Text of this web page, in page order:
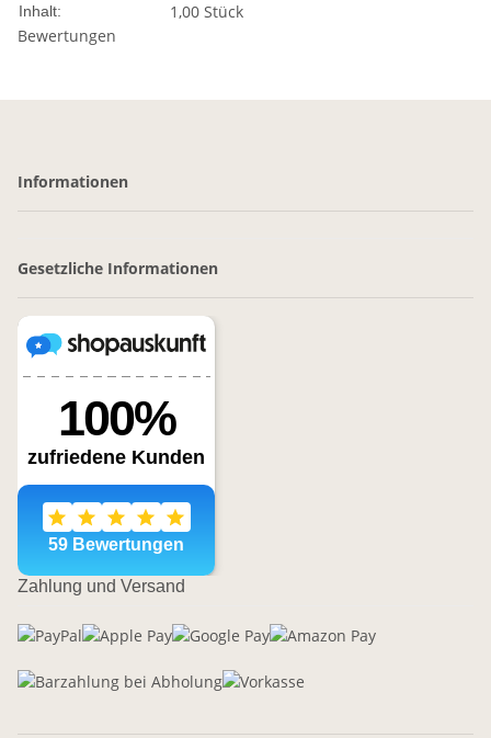
Inhalt:
1,00 Stück
Bewertungen
Informationen
Gesetzliche Informationen
Zahlung und Versand